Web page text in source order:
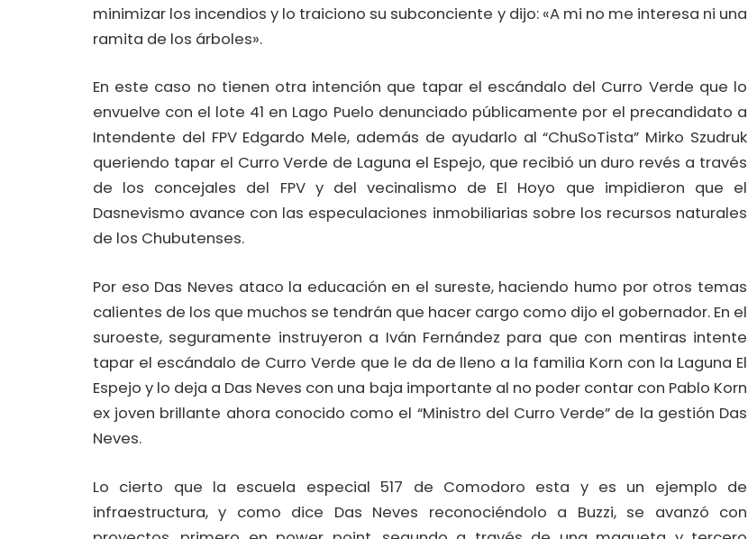
minimizar los incendios y lo traiciono su subconciente y dijo: «A mi no me interesa ni una
ramita de los árboles».
En este caso no tienen otra intención que tapar el escándalo del Curro Verde que lo
envuelve con el lote 41 en Lago Puelo denunciado públicamente por el precandidato a
Intendente del FPV Edgardo Mele, además de ayudarlo al “ChuSoTista” Mirko Szudruk
queriendo tapar el Curro Verde de Laguna el Espejo, que recibió un duro revés a través
de los concejales del FPV y del vecinalismo de El Hoyo que impidieron que el
Dasnevismo avance con las especulaciones inmobiliarias sobre los recursos naturales
de los Chubutenses.
Por eso Das Neves ataco la educación en el sureste, haciendo humo por otros temas
calientes de los que muchos se tendrán que hacer cargo como dijo el gobernador. En el
suroeste, seguramente instruyeron a Iván Fernández para que con mentiras intente
tapar el escándalo de Curro Verde que le da de lleno a la familia Korn con la Laguna El
Espejo y lo deja a Das Neves con una baja importante al no poder contar con Pablo Korn
ex joven brillante ahora conocido como el “Ministro del Curro Verde” de la gestión Das
Neves.
Lo cierto que la escuela especial 517 de Comodoro esta y es un ejemplo de
infraestructura, y como dice Das Neves reconociéndolo a Buzzi, se avanzó con